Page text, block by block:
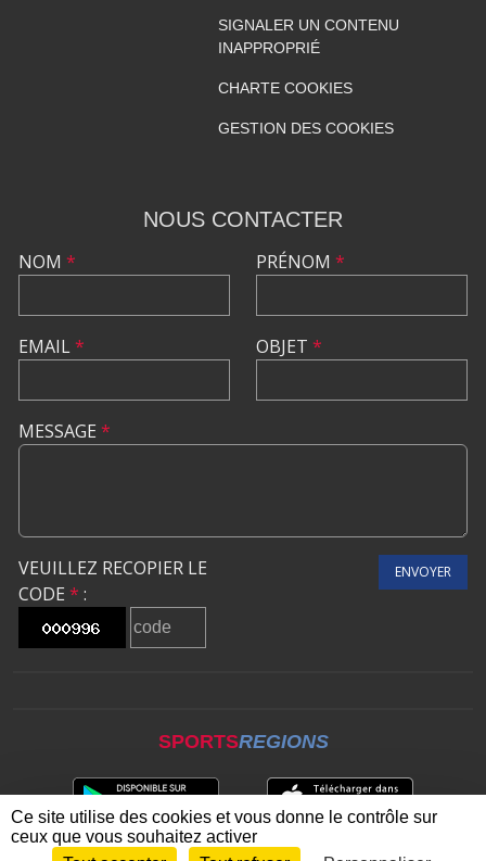
SIGNALER UN CONTENU
INAPPROPRIÉ
CHARTE COOKIES
GESTION DES COOKIES
NOUS CONTACTER
NOM *
EMAIL*
PRÉNOM *
OBJET *
MESSAGE *
VEUILLEZ RECOPIER LE
CODE * :
ENVOYER
SPORTSREGIONS
Ce site utilise des cookies et vous donne le contrôle sur
ceux que vous souhaitez activer